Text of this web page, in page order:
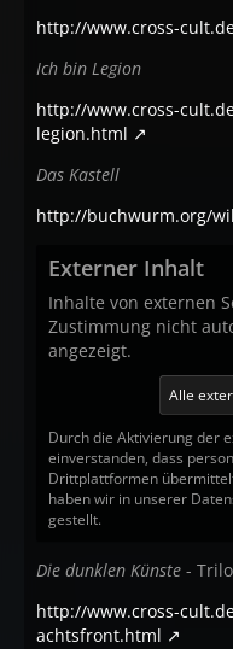
http://www.cross-
Ich bin Legion
http://www.cross-
legion.html
Das Kastell
http://buchwurm.org/
Externer Inhalt
Inhalte von externen
Zustimmung nicht
angezeigt.
Alle
Durch die Aktivierung der
einverstanden, dass
Drittplattformen
haben wir in unserer
gestellt.
Die dunklen Künste -
http://www.cross-
achtsfront.html